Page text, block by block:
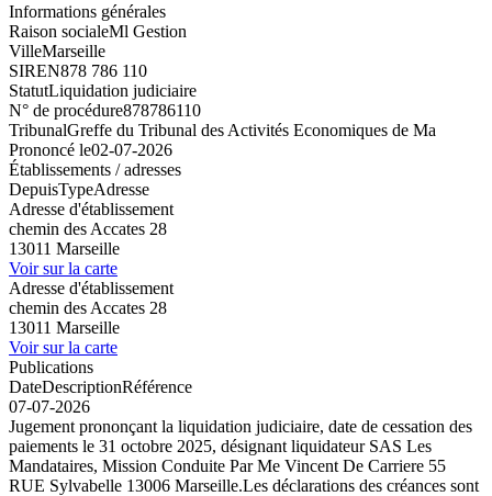
Informations générales
Raison socialeMl Gestion
VilleMarseille
SIREN878 786 110
StatutLiquidation judiciaire
N° de procédure878786110
TribunalGreffe du Tribunal des Activités Economiques de Ma
Prononcé le02-07-2026
Établissements / adresses
DepuisTypeAdresse
Adresse d'établissement
chemin des Accates 28
13011 Marseille
Voir sur la carte
Adresse d'établissement
chemin des Accates 28
13011 Marseille
Voir sur la carte
Publications
DateDescriptionRéférence
07-07-2026
Jugement prononçant la liquidation judiciaire, date de cessation des
paiements le 31 octobre 2025, désignant liquidateur SAS Les
Mandataires, Mission Conduite Par Me Vincent De Carriere 55
RUE Sylvabelle 13006 Marseille.Les déclarations des créances sont